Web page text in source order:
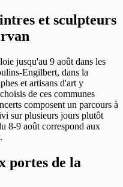
et sculpteurs
jusqu'au 9 août dans les
Engilbert, dans la
et artisans d'art y
de ces communes
composent un parcours à
sur plusieurs jours plutôt
8-9 août correspond aux
portes de la